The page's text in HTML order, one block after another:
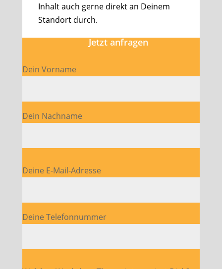
Inhalt auch gerne direkt an Deinem
Standort durch.
Jetzt anfragen
Dein Vorname
Dein Nachname
Bitte lasse dieses Feld leer.
Deine E-Mail-Adresse
Deine Telefonnummer